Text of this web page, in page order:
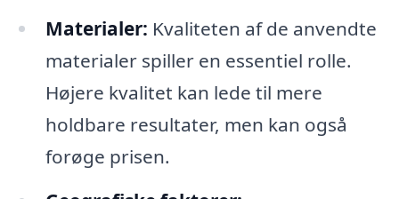
Materialer: Kvaliteten af de anvendte
materialer spiller en essentiel rolle.
Højere kvalitet kan lede til mere
holdbare resultater, men kan også
forøge prisen.